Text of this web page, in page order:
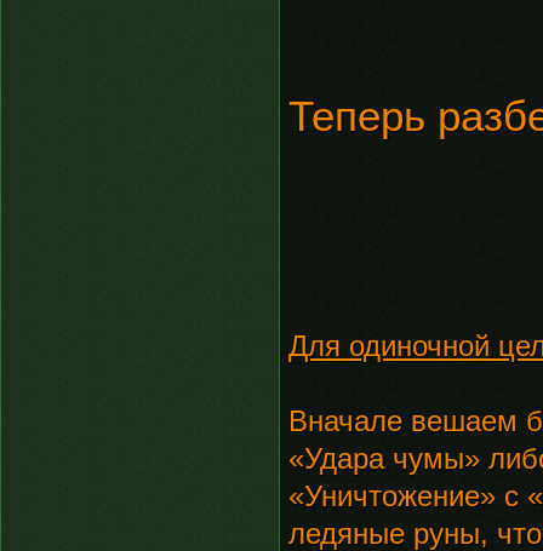
Теперь
Для одиночной
Вначале вешаем
«Удара чумы»
«Уничтожение» с
ледяные руны,